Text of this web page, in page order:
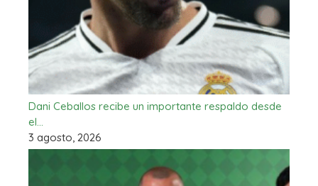
Dani Ceballos recibe un importante respaldo desde
el…
3 agosto, 2026